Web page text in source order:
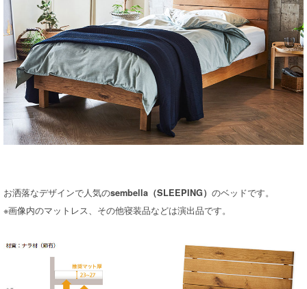
お洒落なデザインで人気のsembella（SLEEPING） のベッドです。
※画像内のマットレス、その他寝装品などは演出品です。